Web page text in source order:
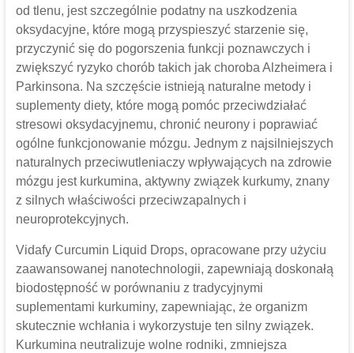
od tlenu, jest szczególnie podatny na uszkodzenia
oksydacyjne, które mogą przyspieszyć starzenie się,
przyczynić się do pogorszenia funkcji poznawczych i
zwiększyć ryzyko chorób takich jak choroba Alzheimera i
Parkinsona. Na szczęście istnieją naturalne metody i
suplementy diety, które mogą pomóc przeciwdziałać
stresowi oksydacyjnemu, chronić neurony i poprawiać
ogólne funkcjonowanie mózgu. Jednym z najsilniejszych
naturalnych przeciwutleniaczy wpływających na zdrowie
mózgu jest kurkumina, aktywny związek kurkumy, znany
z silnych właściwości przeciwzapalnych i
neuroprotekcyjnych.
Vidafy Curcumin Liquid Drops, opracowane przy użyciu
zaawansowanej nanotechnologii, zapewniają doskonałą
biodostępność w porównaniu z tradycyjnymi
suplementami kurkuminy, zapewniając, że organizm
skutecznie wchłania i wykorzystuje ten silny związek.
Kurkumina neutralizuje wolne rodniki, zmniejsza